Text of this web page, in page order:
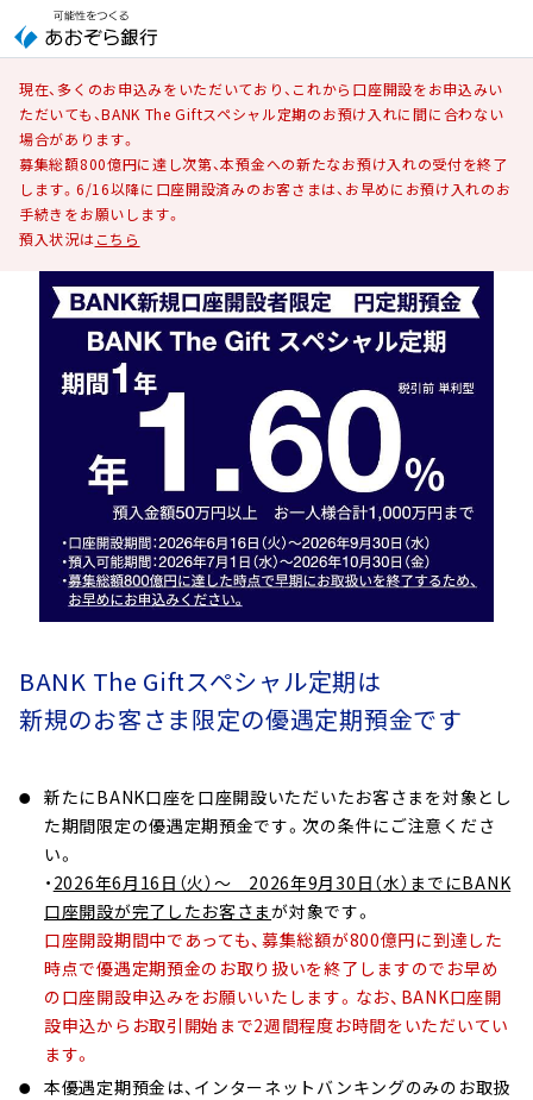
現在、多くのお申込みをいただいており、これから口座開設をお申込みい
ただいても、BANK The Giftスペシャル定期のお預け入れに間に合わない
場合があります。
募集総額800億円に達し次第、本預金への新たなお預け入れの受付を終了
します。6/16以降に口座開設済みのお客さまは、お早めにお預け入れのお
手続きをお願いします。
預入状況はこちら
BANK The Giftスペシャル定期は
新規のお客さま限定の優遇定期預金です
新たにBANK口座を口座開設いただいたお客さまを対象とし
た期間限定の優遇定期預金です。次の条件にご注意くださ
い。
・ 2026年6月16日（火）～ 2026年9月30日（水）までにBANK
口座開設が完了したお客さまが対象です。
口座開設期間中であっても、募集総額が800億円に到達した
時点で優遇定期預金のお取り扱いを終了しますのでお早め
の口座開設申込みをお願いいたします。なお、BANK口座開
設申込からお取引開始まで2週間程度お時間をいただいてい
ます。
本優遇定期預金は、インターネットバンキングのみのお取扱